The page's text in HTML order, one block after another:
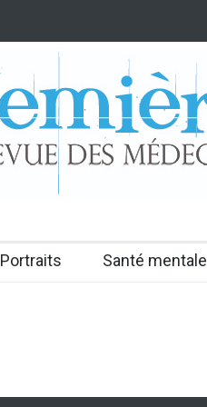
Portraits Santé mentale